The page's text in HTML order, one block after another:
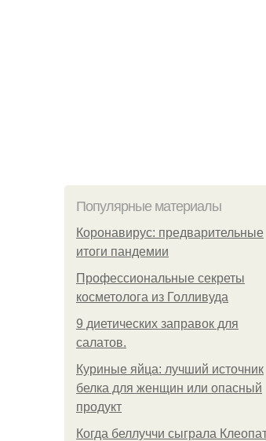
Популярные материалы
Коронавирус: предварительные
итоги пандемии
Профессиональные секреты
косметолога из Голливуда
9 диетических заправок для
салатов.
Куриные яйца: лучший источник
белка для женщин или опасный
продукт
Когда беллуччи сыграла